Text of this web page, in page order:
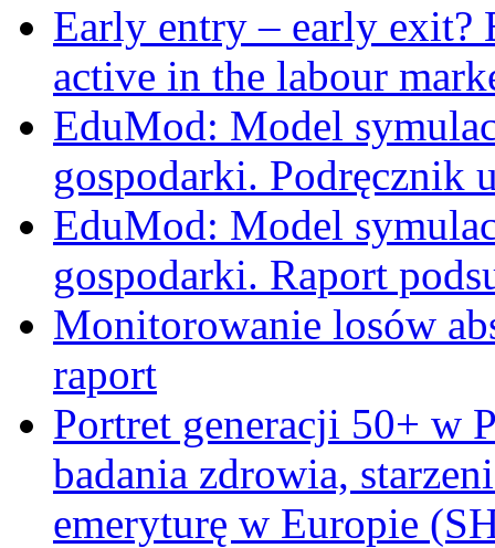
Early entry – early exit?
active in the labour
EduMod: Model
gospodarki. Podręcznik
EduMod: Model
gospodarki. Raport
Monitorowanie losów
raport
Portret generacji 50+ w
badania zdrowia,
emeryturę w Europie